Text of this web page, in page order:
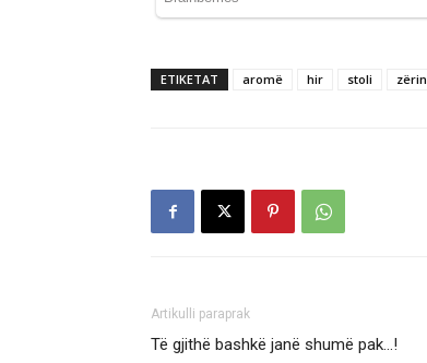
ETIKETAT aromë hir stoli zërin
Artikulli paraprak
Të gjithë bashkë janë shumë pak…!